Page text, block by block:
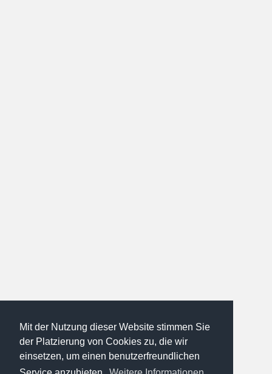
Mit der Nutzung dieser Website stimmen Sie
der Platzierung von Cookies zu, die wir
einsetzen, um einen benutzerfreundlichen